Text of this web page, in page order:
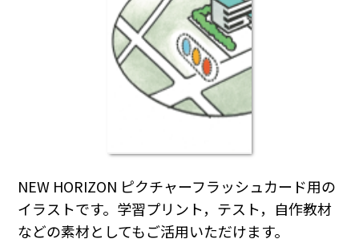
NEW HORIZON ピクチャーフラッシュカード用の
イラストです。学習プリント，テスト，自作教材
などの素材としてもご活用いただけます。